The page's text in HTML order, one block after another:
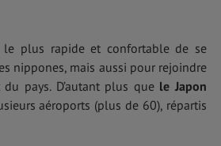
le plus rapide et confortable de se
nippones, mais aussi pour rejoindre
pays. D’autant plus que le Japon
aéroports (plus de 60), répartis